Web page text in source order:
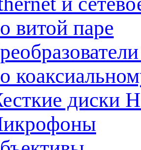
витой паре
диски